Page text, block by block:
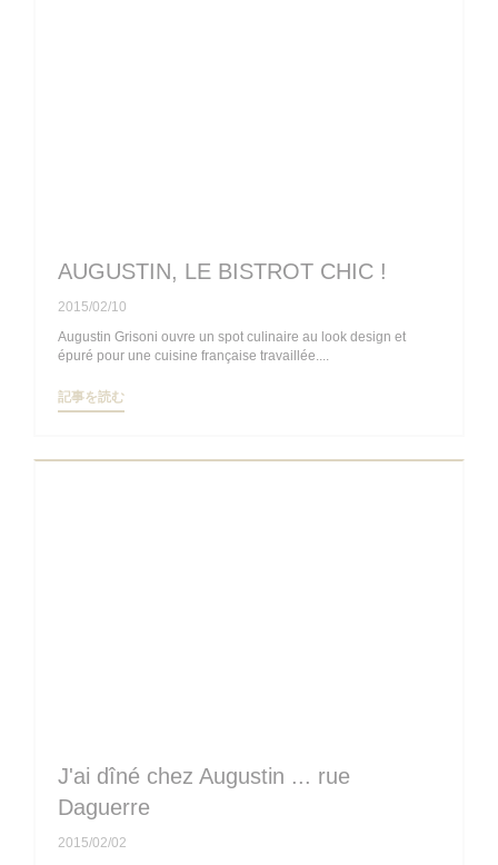
AUGUSTIN, LE BISTROT CHIC !
2015/02/10
Augustin Grisoni ouvre un spot culinaire au look design et
épuré pour une cuisine française travaillée....
記事を読む((新しいウィンドウで開きます))
J'ai dîné chez Augustin ... rue
Daguerre
2015/02/02